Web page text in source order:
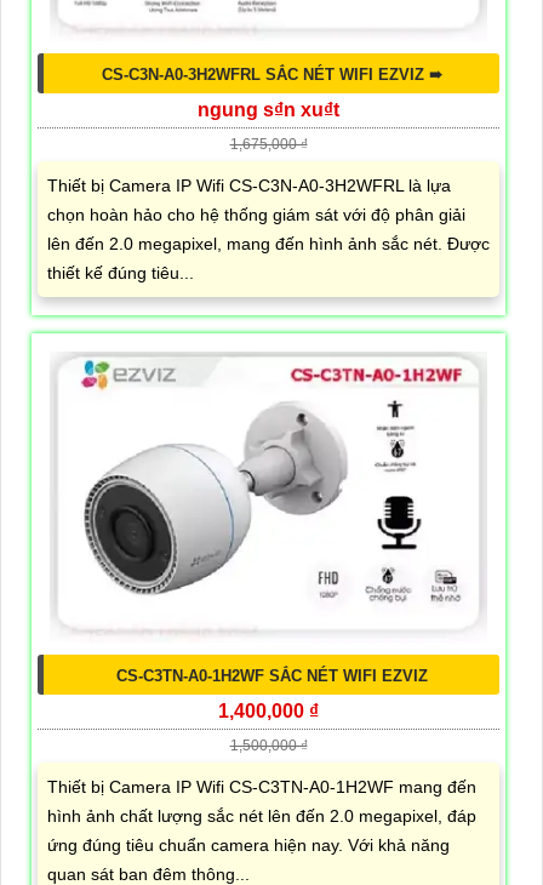
CS-C3N-A0-3H2WFRL SẮC NÉT WIFI EZVIZ ➠
ngung s₫n xu₫t
1,675,000 ₫
Thiết bị Camera IP Wifi CS-C3N-A0-3H2WFRL là lựa
chọn hoàn hảo cho hệ thống giám sát với độ phân giải
lên đến 2.0 megapixel, mang đến hình ảnh sắc nét. Được
thiết kế đúng tiêu...
CS-C3TN-A0-1H2WF SẮC NÉT WIFI EZVIZ
1,400,000 ₫
1,500,000 ₫
Thiết bị Camera IP Wifi CS-C3TN-A0-1H2WF mang đến
hình ảnh chất lượng sắc nét lên đến 2.0 megapixel, đáp
ứng đúng tiêu chuẩn camera hiện nay. Với khả năng
quan sát ban đêm thông...